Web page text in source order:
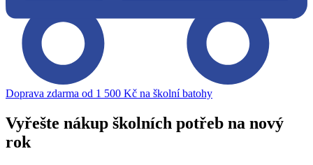
Doprava zdarma od 1 500 Kč na školní batohy
Vyřešte nákup školních potřeb na nový
rok